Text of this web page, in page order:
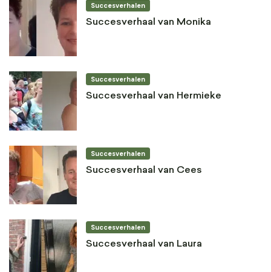
Succesverhalen
Succesverhaal van Monika
Succesverhalen
Succesverhaal van Hermieke
Succesverhalen
Succesverhaal van Cees
Succesverhalen
Succesverhaal van Laura